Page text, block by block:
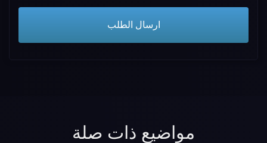
مواضيع ذات صلة